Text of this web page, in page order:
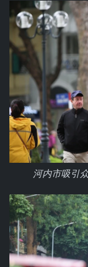
河内市吸引